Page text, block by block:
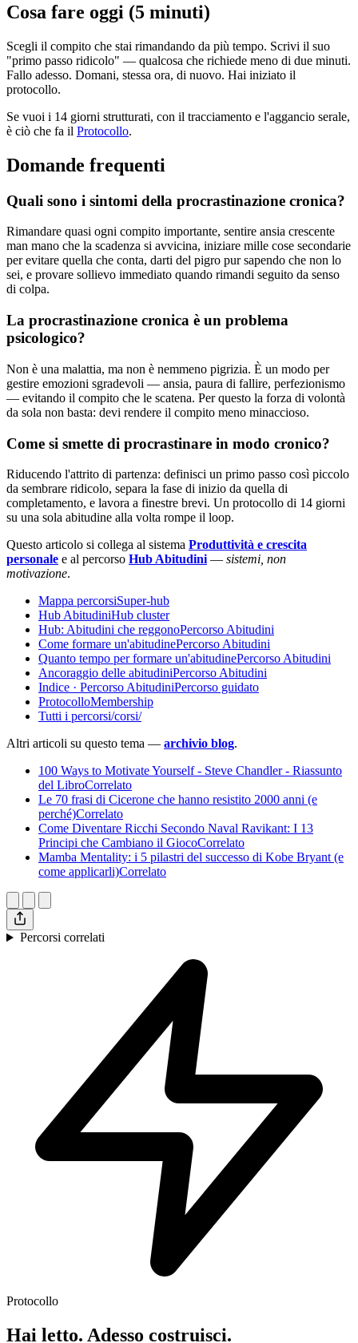
Cosa fare oggi (5 minuti)
Scegli il compito che stai rimandando da più tempo. Scrivi il suo
"primo passo ridicolo" — qualcosa che richiede meno di due minuti.
Fallo adesso. Domani, stessa ora, di nuovo. Hai iniziato il
protocollo.
Se vuoi i 14 giorni strutturati, con il tracciamento e l'aggancio serale,
è ciò che fa il Protocollo.
Domande frequenti
Quali sono i sintomi della procrastinazione cronica?
Rimandare quasi ogni compito importante, sentire ansia crescente
man mano che la scadenza si avvicina, iniziare mille cose secondarie
per evitare quella che conta, darti del pigro pur sapendo che non lo
sei, e provare sollievo immediato quando rimandi seguito da senso
di colpa.
La procrastinazione cronica è un problema
psicologico?
Non è una malattia, ma non è nemmeno pigrizia. È un modo per
gestire emozioni sgradevoli — ansia, paura di fallire, perfezionismo
— evitando il compito che le scatena. Per questo la forza di volontà
da sola non basta: devi rendere il compito meno minaccioso.
Come si smette di procrastinare in modo cronico?
Riducendo l'attrito di partenza: definisci un primo passo così piccolo
da sembrare ridicolo, separa la fase di inizio da quella di
completamento, e lavora a finestre brevi. Un protocollo di 14 giorni
su una sola abitudine alla volta rompe il loop.
Questo articolo si collega al sistema Produttività e crescita
personale e al percorso Hub Abitudini — sistemi, non
motivazione.
Mappa percorsiSuper-hub
Hub AbitudiniHub cluster
Hub: Abitudini che reggonoPercorso Abitudini
Come formare un'abitudinePercorso Abitudini
Quanto tempo per formare un'abitudinePercorso Abitudini
Ancoraggio delle abitudiniPercorso Abitudini
Indice · Percorso AbitudiniPercorso guidato
ProtocolloMembership
Tutti i percorsi/corsi/
Altri articoli su questo tema — archivio blog.
100 Ways to Motivate Yourself - Steve Chandler - Riassunto
del LibroCorrelato
Le 70 frasi di Cicerone che hanno resistito 2000 anni (e
perché)Correlato
Come Diventare Ricchi Secondo Naval Ravikant: I 13
Principi che Cambiano il GiocoCorrelato
Mamba Mentality: i 5 pilastri del successo di Kobe Bryant (e
come applicarli)Correlato
Percorsi correlati
Protocollo
Hai letto. Adesso costruisci.